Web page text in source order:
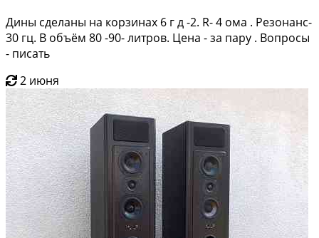
Дины сделаны на корзинах 6 г д -2. R- 4 ома . Резонанс-
30 гц. В объём 80 -90- литров. Цена - за пару . Вопросы
- писать
2 июня